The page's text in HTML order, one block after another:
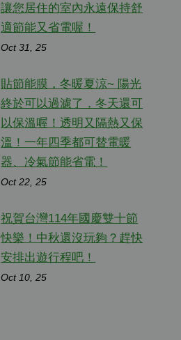
讓您居住的室內永遠保持舒
適節能又省電喔！
Oct 31, 25
貼節能膜，冬暖夏涼~ 陽光
終於可以過濾了，冬天還可
以保溫喔！透明又隔熱又保
溫！一年四季都可替電暖
器、冷氣節能省電！
Oct 22, 25
祝賀台灣114年國慶雙十節
快樂！中秋還沒玩夠？趕快
安排出遊行程吧！
Oct 10, 25